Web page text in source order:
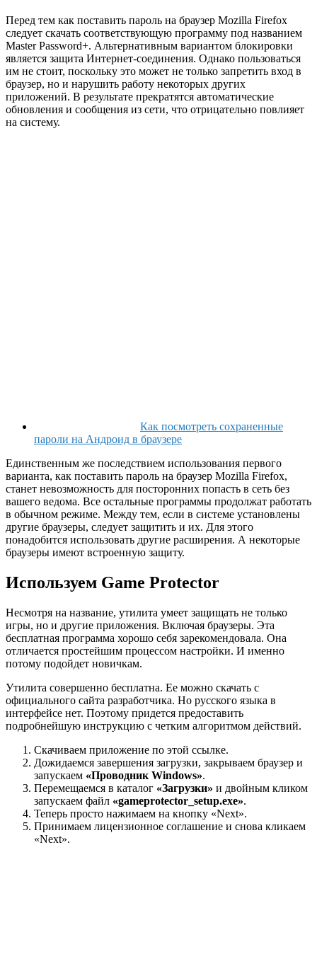
Перед тем как поставить пароль на браузер Mozilla Firefox
следует скачать соответствующую программу под названием
Master Password+. Альтернативным вариантом блокировки
является защита Интернет-соединения. Однако пользоваться
им не стоит, поскольку это может не только запретить вход в
браузер, но и нарушить работу некоторых других
приложений. В результате прекратятся автоматические
обновления и сообщения из сети, что отрицательно повлияет
на систему.
Как посмотреть сохраненные
пароли на Андроид в браузере
Единственным же последствием использования первого
варианта, как поставить пароль на браузер Mozilla Firefox,
станет невозможность для посторонних попасть в сеть без
вашего ведома. Все остальные программы продолжат работать
в обычном режиме. Между тем, если в системе установлены
другие браузеры, следует защитить и их. Для этого
понадобится использовать другие расширения. А некоторые
браузеры имеют встроенную защиту.
Используем Game Protector
Несмотря на название, утилита умеет защищать не только
игры, но и другие приложения. Включая браузеры. Эта
бесплатная программа хорошо себя зарекомендовала. Она
отличается простейшим процессом настройки. И именно
потому подойдет новичкам.
Утилита совершенно бесплатна. Ее можно скачать с
официального сайта разработчика. Но русского языка в
интерфейсе нет. Поэтому придется предоставить
подробнейшую инструкцию с четким алгоритмом действий.
Скачиваем приложение по этой ссылке.
Дожидаемся завершения загрузки, закрываем браузер и
запускаем «Проводник Windows».
Перемещаемся в каталог «Загрузки» и двойным кликом
запускаем файл «gameprotector_setup.exe».
Теперь просто нажимаем на кнопку «Next».
Принимаем лицензионное соглашение и снова кликаем
«Next».